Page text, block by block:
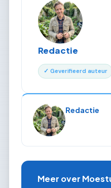
Redactie
✓ Geverifieerd auteur
Redactie
Meer over